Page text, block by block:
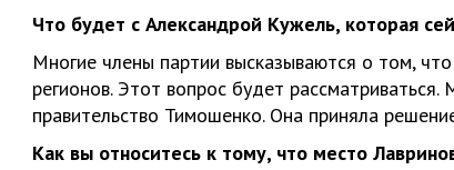
Что будет с Александрой Кужель, которая
Многие члены партии высказываются о том,
регионов. Этот вопрос будет
правительство Тимошенко. Она приняла
Как вы относитесь к тому, что место